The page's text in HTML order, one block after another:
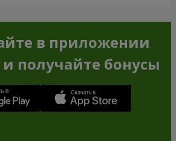
в приложении
и получайте бонусы